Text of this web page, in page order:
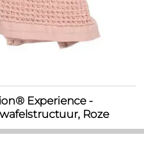
Experience -
Roze